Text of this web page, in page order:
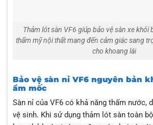
Thảm lót sàn VF6 giúp bảo vệ sàn xe khỏi
thẩm mỹ nội thất mang đến cảm giác sang
cho khoang lái
Bảo vệ sàn nỉ VF6 nguyên bản
ẩm mốc
Sàn nỉ của VF6 có khả năng thấm nước,
vệ sinh. Khi sử dụng thảm lót sàn toàn